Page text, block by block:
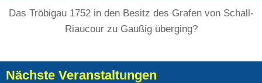
Das Tröbigau 1752 in den Besitz des Grafen von Schall-
Riaucour zu Gaußig überging?
Nächste Veranstaltungen